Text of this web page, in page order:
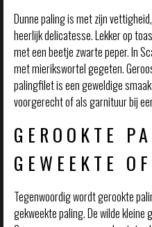
Dunne paling is met zijn
heerlijk delicatesse. Lekker op
met een beetje zwarte peper. In
met mierikswortel gegeten.
palingfilet is een geweldige
voorgerecht of als garnituur bij
GEROOKTE
GEWEEKTE
Tegenwoordig wordt gerookte
gekweekte paling. De wilde kleine